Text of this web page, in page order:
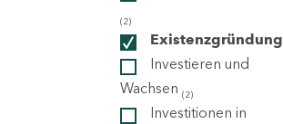
(2)
Existenzgründung
Investieren und
Wachsen (2)
Investitionen in